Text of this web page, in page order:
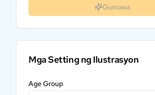
Gumawa
Mga Setting ng Ilustrasyon
Age Group